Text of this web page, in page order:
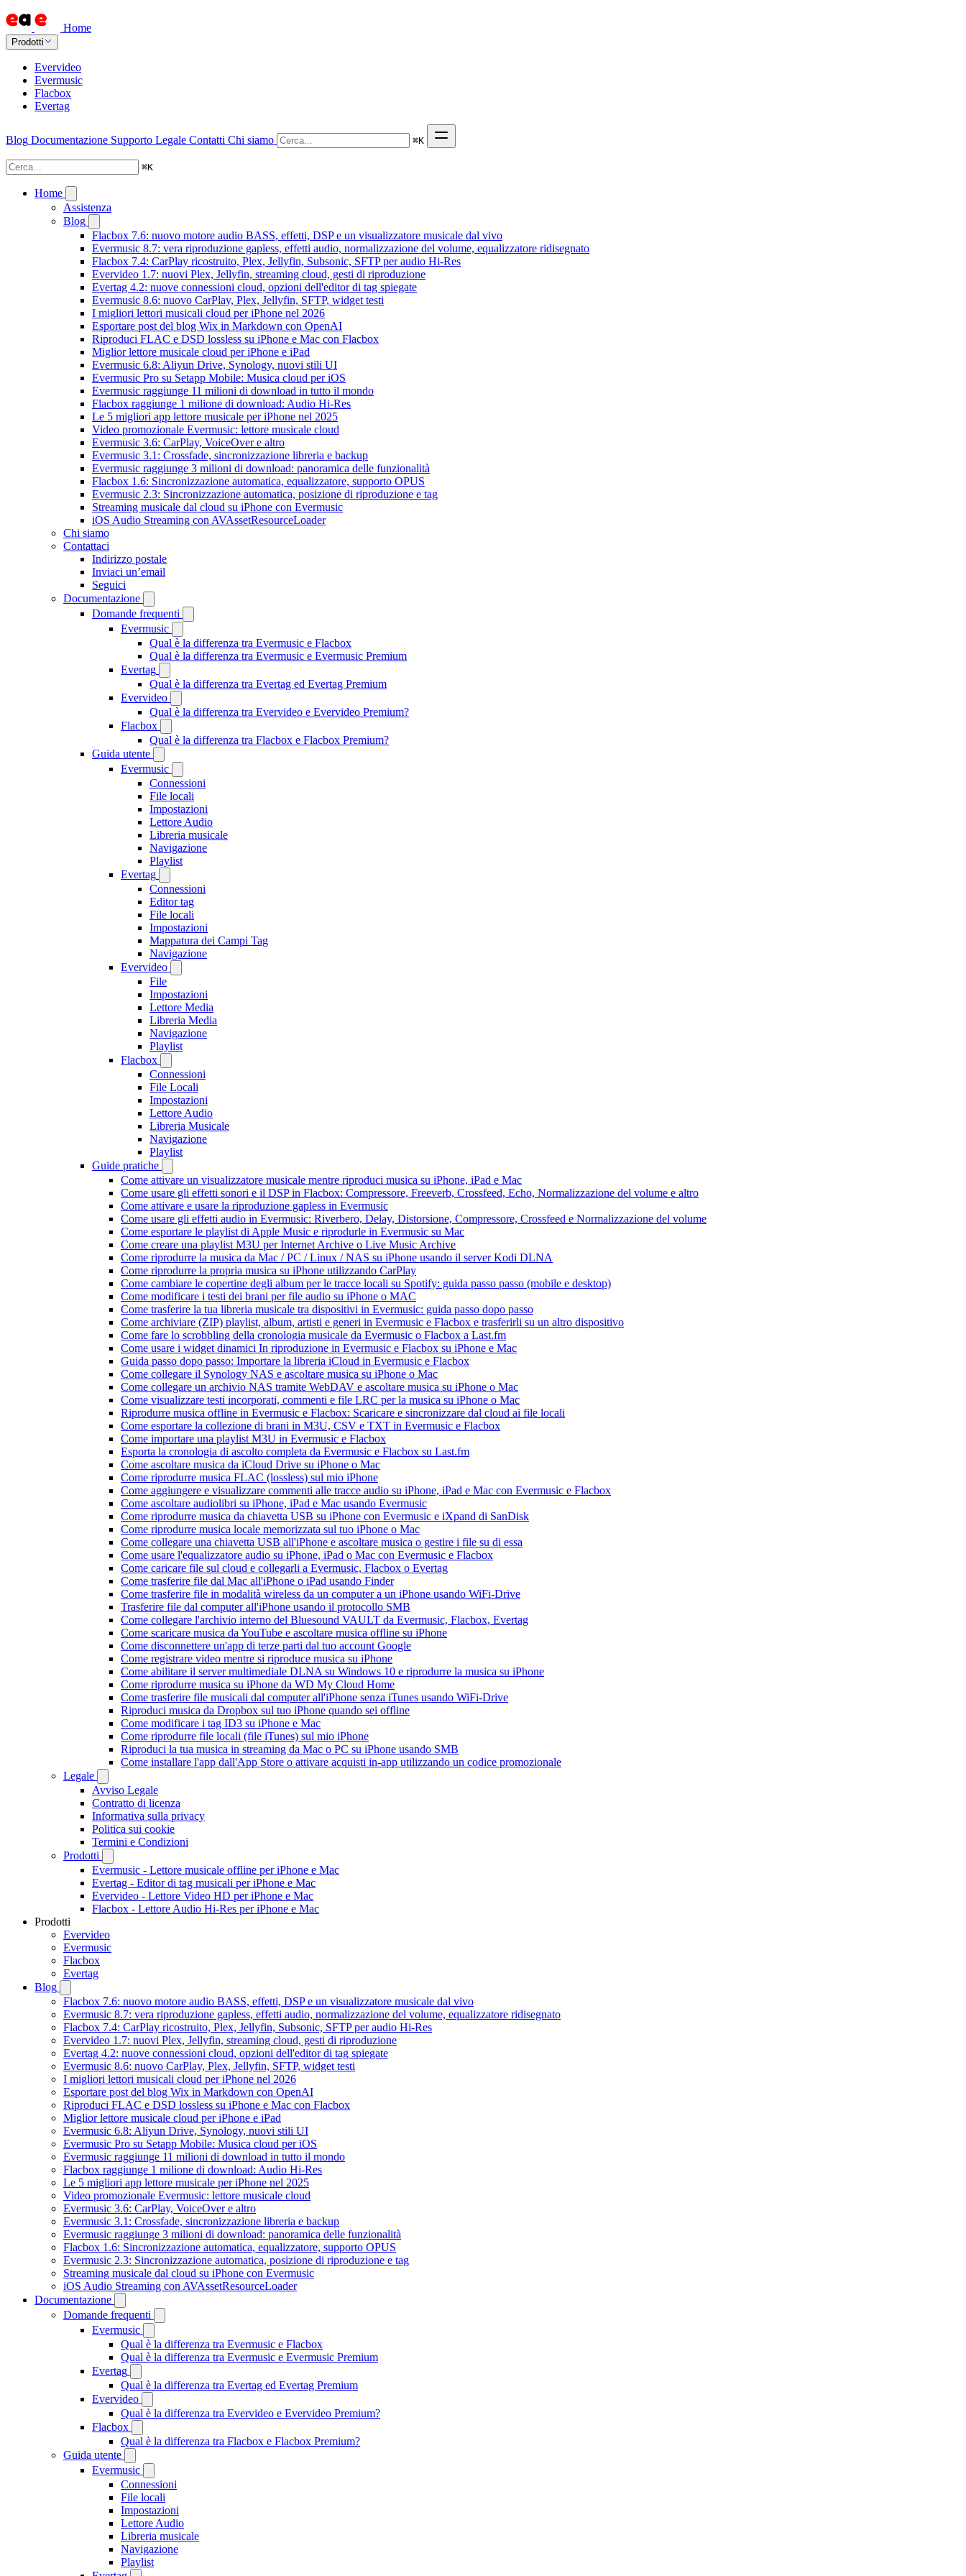
Home
Prodotti
Evervideo
Evermusic
Flacbox
Evertag
Blog Documentazione Supporto Legale Contatti Chi siamo ⌘K
⌘K
Home
Assistenza
Blog
Flacbox 7.6: nuovo motore audio BASS, effetti, DSP e un visualizzatore musicale dal vivo
Evermusic 8.7: vera riproduzione gapless, effetti audio, normalizzazione del volume, equalizzatore ridisegnato
Flacbox 7.4: CarPlay ricostruito, Plex, Jellyfin, Subsonic, SFTP per audio Hi-Res
Evervideo 1.7: nuovi Plex, Jellyfin, streaming cloud, gesti di riproduzione
Evertag 4.2: nuove connessioni cloud, opzioni dell'editor di tag spiegate
Evermusic 8.6: nuovo CarPlay, Plex, Jellyfin, SFTP, widget testi
I migliori lettori musicali cloud per iPhone nel 2026
Esportare post del blog Wix in Markdown con OpenAI
Riproduci FLAC e DSD lossless su iPhone e Mac con Flacbox
Miglior lettore musicale cloud per iPhone e iPad
Evermusic 6.8: Aliyun Drive, Synology, nuovi stili UI
Evermusic Pro su Setapp Mobile: Musica cloud per iOS
Evermusic raggiunge 11 milioni di download in tutto il mondo
Flacbox raggiunge 1 milione di download: Audio Hi-Res
Le 5 migliori app lettore musicale per iPhone nel 2025
Video promozionale Evermusic: lettore musicale cloud
Evermusic 3.6: CarPlay, VoiceOver e altro
Evermusic 3.1: Crossfade, sincronizzazione libreria e backup
Evermusic raggiunge 3 milioni di download: panoramica delle funzionalità
Flacbox 1.6: Sincronizzazione automatica, equalizzatore, supporto OPUS
Evermusic 2.3: Sincronizzazione automatica, posizione di riproduzione e tag
Streaming musicale dal cloud su iPhone con Evermusic
iOS Audio Streaming con AVAssetResourceLoader
Chi siamo
Contattaci
Indirizzo postale
Inviaci un’email
Seguici
Documentazione
Domande frequenti
Evermusic
Qual è la differenza tra Evermusic e Flacbox
Qual è la differenza tra Evermusic e Evermusic Premium
Evertag
Qual è la differenza tra Evertag ed Evertag Premium
Evervideo
Qual è la differenza tra Evervideo e Evervideo Premium?
Flacbox
Qual è la differenza tra Flacbox e Flacbox Premium?
Guida utente
Evermusic
Connessioni
File locali
Impostazioni
Lettore Audio
Libreria musicale
Navigazione
Playlist
Evertag
Connessioni
Editor tag
File locali
Impostazioni
Mappatura dei Campi Tag
Navigazione
Evervideo
File
Impostazioni
Lettore Media
Libreria Media
Navigazione
Playlist
Flacbox
Connessioni
File Locali
Impostazioni
Lettore Audio
Libreria Musicale
Navigazione
Playlist
Guide pratiche
Come attivare un visualizzatore musicale mentre riproduci musica su iPhone, iPad e Mac
Come usare gli effetti sonori e il DSP in Flacbox: Compressore, Freeverb, Crossfeed, Echo, Normalizzazione del volume e altro
Come attivare e usare la riproduzione gapless in Evermusic
Come usare gli effetti audio in Evermusic: Riverbero, Delay, Distorsione, Compressore, Crossfeed e Normalizzazione del volume
Come esportare le playlist di Apple Music e riprodurle in Evermusic su Mac
Come creare una playlist M3U per Internet Archive o Live Music Archive
Come riprodurre la musica da Mac / PC / Linux / NAS su iPhone usando il server Kodi DLNA
Come riprodurre la propria musica su iPhone utilizzando CarPlay
Come cambiare le copertine degli album per le tracce locali su Spotify: guida passo passo (mobile e desktop)
Come modificare i testi dei brani per file audio su iPhone o MAC
Come trasferire la tua libreria musicale tra dispositivi in Evermusic: guida passo dopo passo
Come archiviare (ZIP) playlist, album, artisti e generi in Evermusic e Flacbox e trasferirli su un altro dispositivo
Come fare lo scrobbling della cronologia musicale da Evermusic o Flacbox a Last.fm
Come usare i widget dinamici In riproduzione in Evermusic e Flacbox su iPhone e Mac
Guida passo dopo passo: Importare la libreria iCloud in Evermusic e Flacbox
Come collegare il Synology NAS e ascoltare musica su iPhone o Mac
Come collegare un archivio NAS tramite WebDAV e ascoltare musica su iPhone o Mac
Come visualizzare testi incorporati, commenti e file LRC per la musica su iPhone o Mac
Riprodurre musica offline in Evermusic e Flacbox: Scaricare e sincronizzare dal cloud ai file locali
Come esportare la collezione di brani in M3U, CSV e TXT in Evermusic e Flacbox
Come importare una playlist M3U in Evermusic e Flacbox
Esporta la cronologia di ascolto completa da Evermusic e Flacbox su Last.fm
Come ascoltare musica da iCloud Drive su iPhone o Mac
Come riprodurre musica FLAC (lossless) sul mio iPhone
Come aggiungere e visualizzare commenti alle tracce audio su iPhone, iPad e Mac con Evermusic e Flacbox
Come ascoltare audiolibri su iPhone, iPad e Mac usando Evermusic
Come riprodurre musica da chiavetta USB su iPhone con Evermusic e iXpand di SanDisk
Come riprodurre musica locale memorizzata sul tuo iPhone o Mac
Come collegare una chiavetta USB all'iPhone e ascoltare musica o gestire i file su di essa
Come usare l'equalizzatore audio su iPhone, iPad o Mac con Evermusic e Flacbox
Come caricare file sul cloud e collegarli a Evermusic, Flacbox o Evertag
Come trasferire file dal Mac all'iPhone o iPad usando Finder
Come trasferire file in modalità wireless da un computer a un iPhone usando WiFi-Drive
Trasferire file dal computer all'iPhone usando il protocollo SMB
Come collegare l'archivio interno del Bluesound VAULT da Evermusic, Flacbox, Evertag
Come scaricare musica da YouTube e ascoltare musica offline su iPhone
Come disconnettere un'app di terze parti dal tuo account Google
Come registrare video mentre si riproduce musica su iPhone
Come abilitare il server multimediale DLNA su Windows 10 e riprodurre la musica su iPhone
Come riprodurre musica su iPhone da WD My Cloud Home
Come trasferire file musicali dal computer all'iPhone senza iTunes usando WiFi-Drive
Riproduci musica da Dropbox sul tuo iPhone quando sei offline
Come modificare i tag ID3 su iPhone e Mac
Come riprodurre file locali (file iTunes) sul mio iPhone
Riproduci la tua musica in streaming da Mac o PC su iPhone usando SMB
Come installare l'app dall'App Store o attivare acquisti in-app utilizzando un codice promozionale
Legale
Avviso Legale
Contratto di licenza
Informativa sulla privacy
Politica sui cookie
Termini e Condizioni
Prodotti
Evermusic - Lettore musicale offline per iPhone e Mac
Evertag - Editor di tag musicali per iPhone e Mac
Evervideo - Lettore Video HD per iPhone e Mac
Flacbox - Lettore Audio Hi-Res per iPhone e Mac
Prodotti
Evervideo
Evermusic
Flacbox
Evertag
Blog
Flacbox 7.6: nuovo motore audio BASS, effetti, DSP e un visualizzatore musicale dal vivo
Evermusic 8.7: vera riproduzione gapless, effetti audio, normalizzazione del volume, equalizzatore ridisegnato
Flacbox 7.4: CarPlay ricostruito, Plex, Jellyfin, Subsonic, SFTP per audio Hi-Res
Evervideo 1.7: nuovi Plex, Jellyfin, streaming cloud, gesti di riproduzione
Evertag 4.2: nuove connessioni cloud, opzioni dell'editor di tag spiegate
Evermusic 8.6: nuovo CarPlay, Plex, Jellyfin, SFTP, widget testi
I migliori lettori musicali cloud per iPhone nel 2026
Esportare post del blog Wix in Markdown con OpenAI
Riproduci FLAC e DSD lossless su iPhone e Mac con Flacbox
Miglior lettore musicale cloud per iPhone e iPad
Evermusic 6.8: Aliyun Drive, Synology, nuovi stili UI
Evermusic Pro su Setapp Mobile: Musica cloud per iOS
Evermusic raggiunge 11 milioni di download in tutto il mondo
Flacbox raggiunge 1 milione di download: Audio Hi-Res
Le 5 migliori app lettore musicale per iPhone nel 2025
Video promozionale Evermusic: lettore musicale cloud
Evermusic 3.6: CarPlay, VoiceOver e altro
Evermusic 3.1: Crossfade, sincronizzazione libreria e backup
Evermusic raggiunge 3 milioni di download: panoramica delle funzionalità
Flacbox 1.6: Sincronizzazione automatica, equalizzatore, supporto OPUS
Evermusic 2.3: Sincronizzazione automatica, posizione di riproduzione e tag
Streaming musicale dal cloud su iPhone con Evermusic
iOS Audio Streaming con AVAssetResourceLoader
Documentazione
Domande frequenti
Evermusic
Qual è la differenza tra Evermusic e Flacbox
Qual è la differenza tra Evermusic e Evermusic Premium
Evertag
Qual è la differenza tra Evertag ed Evertag Premium
Evervideo
Qual è la differenza tra Evervideo e Evervideo Premium?
Flacbox
Qual è la differenza tra Flacbox e Flacbox Premium?
Guida utente
Evermusic
Connessioni
File locali
Impostazioni
Lettore Audio
Libreria musicale
Navigazione
Playlist